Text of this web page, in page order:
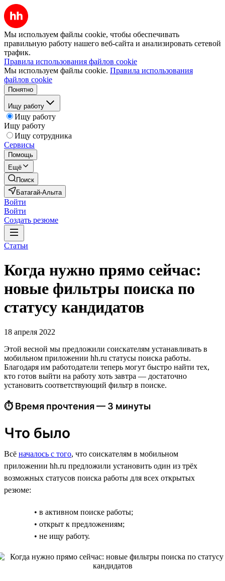
Мы используем файлы cookie, чтобы обеспечивать
правильную работу нашего веб-сайта и анализировать сетевой
трафик.
Правила использования файлов cookie
Мы используем файлы cookie. Правила использования
файлов cookie
Понятно
Ищу работу
Ищу работу
Ищу работу
Ищу сотрудника
Сервисы
Помощь
Ещё
Поиск
Батагай-Алыта
Войти
Войти
Создать резюме
Статьи
Когда нужно прямо сейчас:
новые фильтры поиска по
статусу кандидатов
18 апреля 2022
Этой весной мы предложили соискателям устанавливать в
мобильном приложении hh.ru статусы поиска работы.
Благодаря им работодатели теперь могут быстро найти тех,
кто готов выйти на работу хоть завтра — достаточно
установить соответствующий фильтр в поиске.
⏱ Время прочтения — 3 минуты
Что было
Всё началось с того, что соискателям в мобильном
приложении hh.ru предложили установить один из трёх
возможных статусов поиска работы для всех открытых
резюме:
• в активном поиске работы;
• открыт к предложениям;
• не ищу работу.